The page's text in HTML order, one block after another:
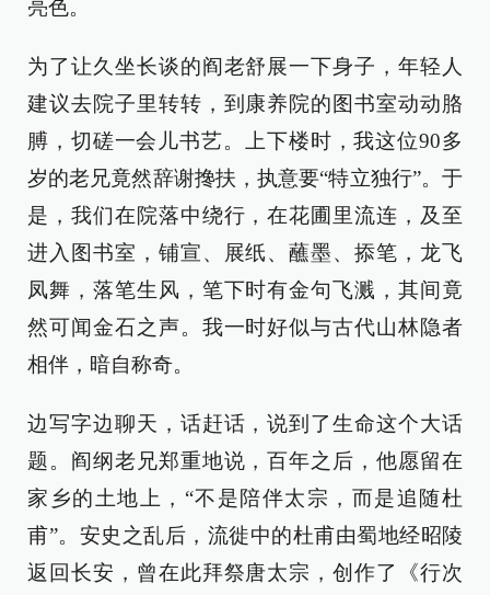
亮色。
为了让久坐长谈的阎老舒展一下身子，年轻人
建议去院子里转转，到康养院的图书室动动胳
膊，切磋一会儿书艺。上下楼时，我这位90多
岁的老兄竟然辞谢搀扶，执意要“特立独行”。于
是，我们在院落中绕行，在花圃里流连，及至
进入图书室，铺宣、展纸、蘸墨、掭笔，龙飞
凤舞，落笔生风，笔下时有金句飞溅，其间竟
然可闻金石之声。我一时好似与古代山林隐者
相伴，暗自称奇。
边写字边聊天，话赶话，说到了生命这个大话
题。阎纲老兄郑重地说，百年之后，他愿留在
家乡的土地上，“不是陪伴太宗，而是追随杜
甫”。安史之乱后，流徙中的杜甫由蜀地经昭陵
返回长安，曾在此拜祭唐太宗，创作了《行次